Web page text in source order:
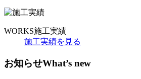
WORKS施工実績
施工実績を見る
お知らせWhat’s new